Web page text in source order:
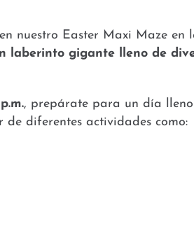
nuestro Easter Maxi Maze en
laberinto gigante lleno de
, prepárate para un día lleno
diferentes actividades como: